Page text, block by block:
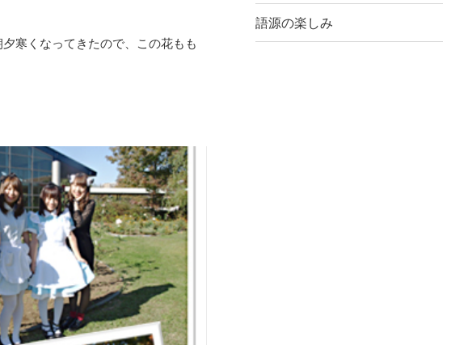
寒くなってきたので、この花もも
語源の楽しみ